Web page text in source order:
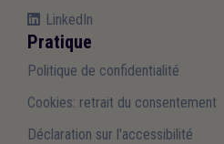
LinkedIn
Pratique
Politique de confidentialité
Cookies: retrait du consentement
Déclaration sur l'accessibilité